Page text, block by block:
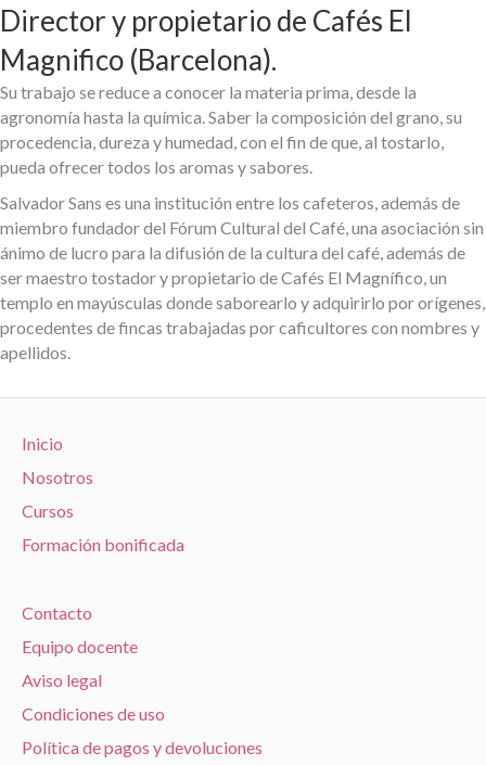
Director y propietario de Cafés El
Magnifico (Barcelona).
Su trabajo se reduce a conocer la materia prima, desde la
agronomía hasta la química. Saber la composición del grano, su
procedencia, dureza y humedad, con el fin de que, al tostarlo,
pueda ofrecer todos los aromas y sabores.
Salvador Sans es una institución entre los cafeteros, además de
miembro fundador del Fórum Cultural del Café, una asociación sin
ánimo de lucro para la difusión de la cultura del café, además de
ser maestro tostador y propietario de Cafés El Magnífico, un
templo en mayúsculas donde saborearlo y adquirirlo por orígenes,
procedentes de fincas trabajadas por caficultores con nombres y
apellidos.
Inicio
Nosotros
Cursos
Formación bonificada
Contacto
Equipo docente
Aviso legal
Condiciones de uso
Política de pagos y devoluciones